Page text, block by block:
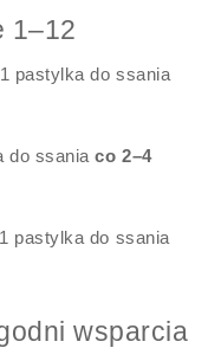
1–12
pastylka do ssania
do ssaniaco 2–4
pastylka do ssania
wsparcia